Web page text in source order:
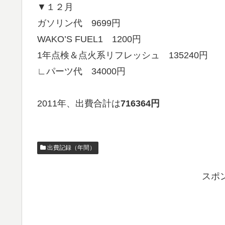
▼１２月
ガソリン代 9699円
WAKO’S FUEL1 1200円
1年点検＆点火系リフレッシュ 135240円
∟パーツ代 34000円
2011年、出費合計は716364円
出費記録（年間）
スポ